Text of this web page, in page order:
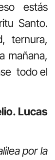
estás
Santo.
ternura,
mañana,
todo el
Lucas
por la